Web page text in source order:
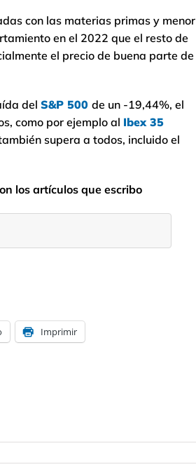
con las materias primas y menor
en el 2022 que el resto de
el precio de buena parte de
del S&P 500 de un -19,44%, el
como por ejemplo al Ibex 35
supera a todos, incluido el
los artículos que escribo
Imprimir